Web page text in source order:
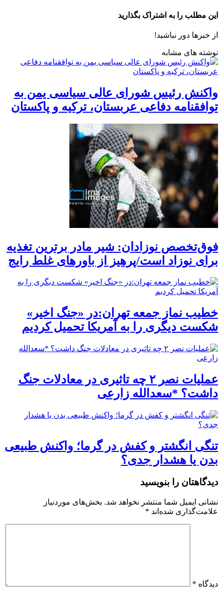
این مطلب را به اشتراک بگذارید
از خبرها دور نباشید!
نوشته های مشابه
واکنش رئیس شورای عالی سیاسی یمن به
توافقنامه دفاعی عربستان، ترکیه و پاکستان
فوق‌تخصص نوزادان: شیر مادر برترین تغذیه
برای نوزاد است/پرهیز از باورهای غلط رایج
خطیب نماز جمعه تهران:در «جنگ اخیر»
شکست دیگری را به آمریکا تحمیل کردیم
عملیات نصر ۲ چه تاثیری در معادلات جنگ
داشت؟ *سعدالله زارعی
تنگی انگشتر و کفش در گرما؛ واکنش طبیعی
بدن یا هشدار جدی؟
دیدگاهتان را بنویسید
نشانی ایمیل شما منتشر نخواهد شد. بخش‌های موردنیاز
علامت‌گذاری شده‌اند *
دیدگاه *